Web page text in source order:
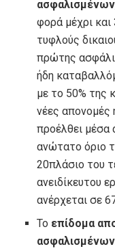
ασφαλισμένων
φορά μέχρι
τυφλούς
πρώτης
ήδη
με το 50% της
νέες απονομές
προέλθει μέσα
ανώτατο όριο
20πλάσιο του
ανειδίκευτου
ανέρχεται σε
Το επίδομα
ασφαλισμένων